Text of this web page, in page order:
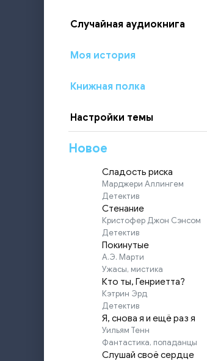
Случайная аудиокнига
Моя история
Книжная полка
Настройки темы
Новое
Сладость риска
Марджери Аллингем
Детектив
Стенание
Кристофер Джон Сэнсом
Детектив
Покинутые
А.Э. Марти
Ужасы, мистика
Кто ты, Генриетта?
Кэтрин Эрд
Детектив
Я, снова я и ещё раз я
Уильям Тенн
Фантастика, попаданцы
Слушай своё сердце